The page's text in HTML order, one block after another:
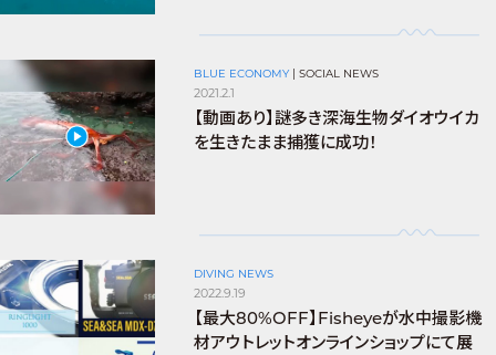
BLUE ECONOMY |SOCIAL NEWS
2021.2.1
【動画あり】謎多き深海生物ダイオウイカ
を生きたまま捕獲に成功！
DIVING NEWS
2022.9.19
【最大80%OFF】Fisheyeが水中撮影機
材アウトレットオンラインショップにて展